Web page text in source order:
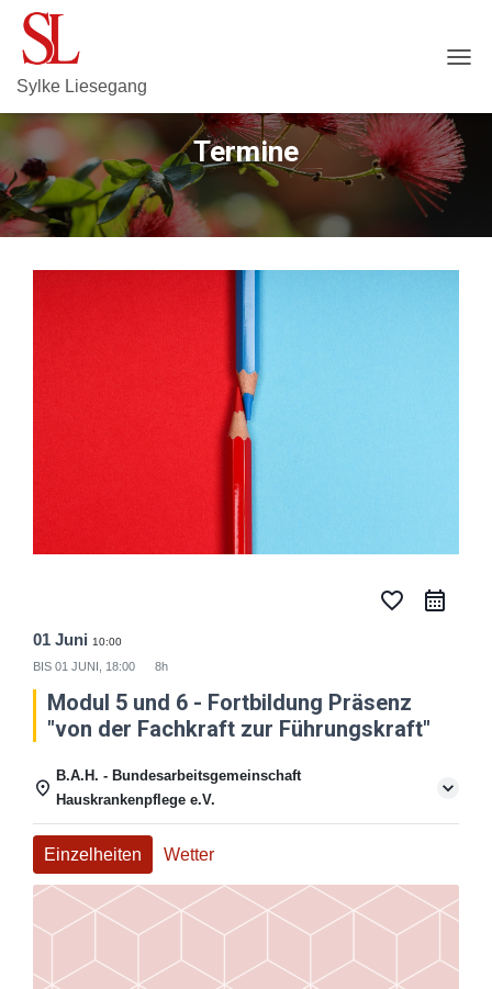
Sylke Liesegang
V
I
G
A
O
Termine
favorite_border
01 Juni 10:00
BIS 01 JUNI, 18:00 8h
Modul 5 und 6 - Fortbildung Präsenz
"von der Fachkraft zur Führungskraft"
B.A.H. - Bundesarbeitsgemeinschaft
Hauskrankenpflege e.V.
Einzelheiten Wetter